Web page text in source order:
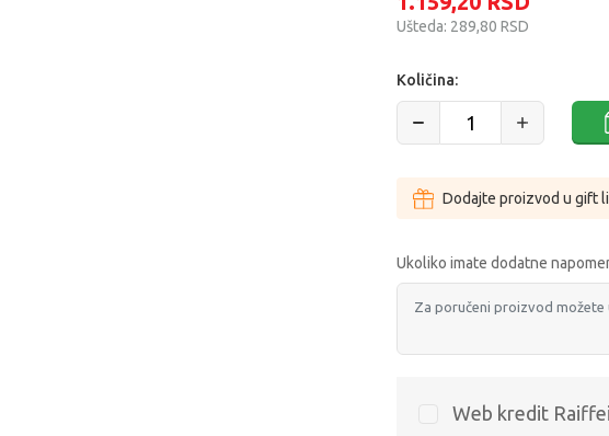
Ušteda: 289,80 RSD
Količina:
Dodajte proizvod u gift
Ukoliko imate dodatne
Web kredit